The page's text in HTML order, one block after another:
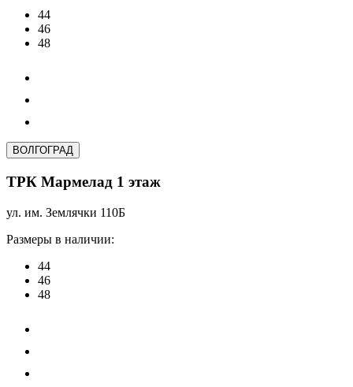
44
46
48
ВОЛГОГРАД
ТРК Мармелад 1 этаж
ул. им. Землячки 110Б
Размеры в наличии:
44
46
48